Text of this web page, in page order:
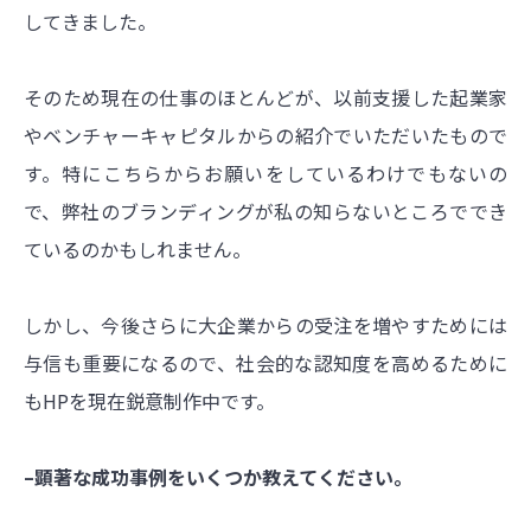
してきました。
そのため現在の仕事のほとんどが、以前支援した起業家
やベンチャーキャピタルからの紹介でいただいたもので
す。特にこちらからお願いをしているわけでもないの
で、弊社のブランディングが私の知らないところででき
ているのかもしれません。
しかし、今後さらに大企業からの受注を増やすためには
与信も重要になるので、社会的な認知度を高めるために
もHPを現在鋭意制作中です。
–顕著な成功事例をいくつか教えてください。